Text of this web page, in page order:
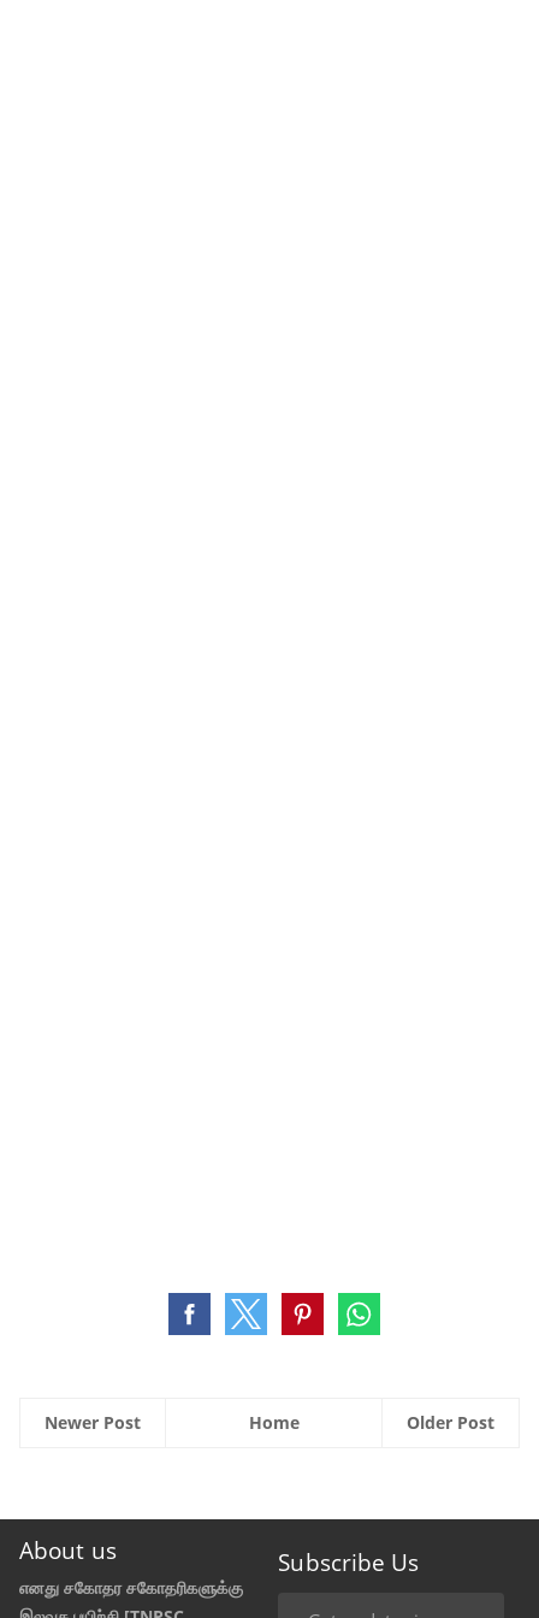
Newer Post Older Post
Home
About us
எனது சகோதர சகோதரிகளுக்கு
Subscribe Us